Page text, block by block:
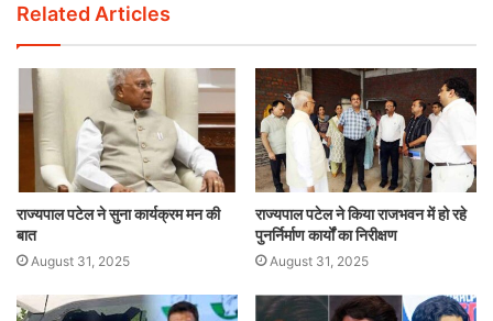
Related Articles
राज्यपाल पटेल ने सुना कार्यक्रम मन की
बात
August 31, 2025
राज्यपाल पटेल ने किया राजभवन में हो रहे
पुनर्निर्माण कार्यों का निरीक्षण
August 31, 2025